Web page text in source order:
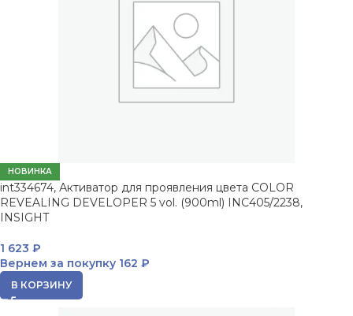
НОВИНКА
int334674, Активатор для проявления цвета COLOR
REVEALING DEVELOPER 5 vol. (900ml) INC405/2238,
INSIGHT
1 623 ₽
Вернем за покупку 162 ₽
В КОРЗИНУ